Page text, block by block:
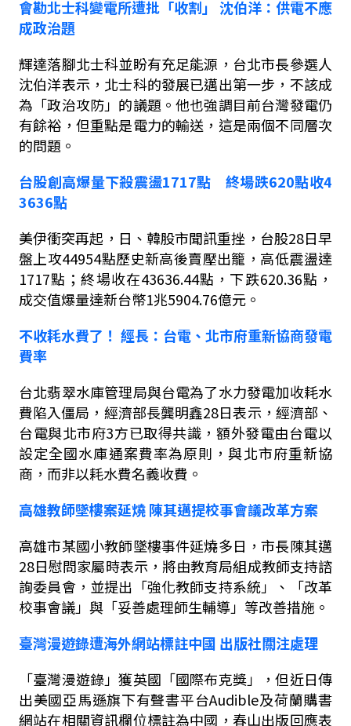
會勘北士科變電所遭批「收割」 沈伯洋：供電不應
成政治題
輝達落腳北士科並盼有充足能源，台北市長參選人
沈伯洋表示，北士科的發展已邁出第一步，不該成
為「政治攻防」的議題。他也強調目前台灣發電仍
有餘裕，但重點是電力的輸送，這是兩個不同層次
的問題。
台股創高爆量下殺震盪1717點 終場跌620點收4
3636點
美伊衝突再起，日、韓股市聞訊重挫，台股28日早
盤上攻44954點歷史新高後賣壓出籠，高低震盪達
1717點；終場收在43636.44點，下跌620.36點，
成交值爆量達新台幣1兆5904.76億元。
不收耗水費了！ 經長：台電、北市府重新協商發電
費率
台北翡翠水庫管理局與台電為了水力發電加收耗水
費陷入僵局，經濟部長龔明鑫28日表示，經濟部、
台電與北市府3方已取得共識，額外發電由台電以
設定全國水庫通案費率為原則，與北市府重新協
商，而非以耗水費名義收費。
高雄教師墜樓案延燒陳其邁提校事會議改革方案
高雄市某國小教師墜樓事件延燒多日，市長陳其邁
28日慰問家屬時表示，將由教育局組成教師支持諮
詢委員會，並提出「強化教師支持系統」、「改革
校事會議」與「妥善處理師生輔導」等改善措施。
臺灣漫遊錄遭海外網站標註中國 出版社關注處理
「臺灣漫遊錄」獲英國「國際布克獎」，但近日傳
出美國亞馬遜旗下有聲書平台Audible及荷蘭購書
網站在相關資訊欄位標註為中國，春山出版回應表